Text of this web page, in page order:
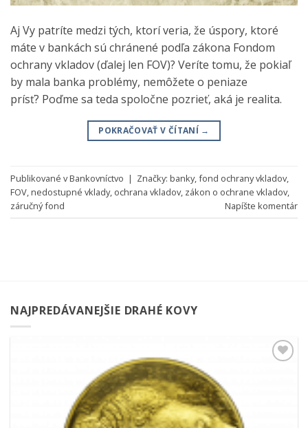
Aj Vy patríte medzi tých, ktorí veria, že úspory, ktoré
máte v bankách sú chránené podľa zákona Fondom
ochrany vkladov (ďalej len FOV)? Veríte tomu, že pokiaľ
by mala banka problémy, nemôžete o peniaze
prísť? Poďme sa teda spoločne pozrieť, aká je realita.
POKRAČOVAŤ V ČÍTANÍ →
Publikované vBankovníctvo | Značky: banky,fond ochrany vkladov,
FOV,nedostupné vklady, ochrana vkladov, zákon o ochrane vkladov,
záručný fond
Napíšte komentár
NAJPREDÁVANEJŠIE DRAHÉ KOVY